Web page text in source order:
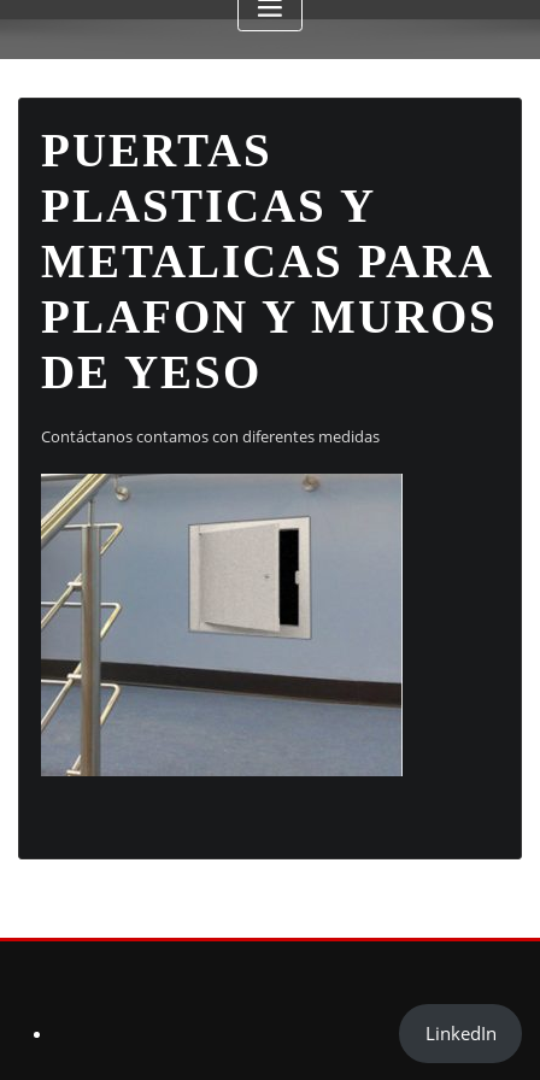
PUERTAS
PLASTICAS Y
METALICAS PARA
PLAFON Y MUROS
DE YESO
Contáctanos contamos con diferentes medidas
LinkedIn